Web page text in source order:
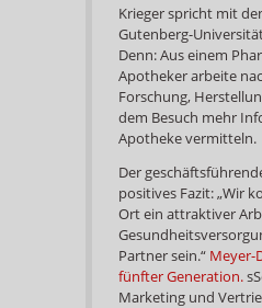
Krieger spricht mit
Gutenberg-
Denn: Aus einem
Apotheker arbeite
Forschung,
dem Besuch mehr
Apotheke vermitteln.
Der
positives Fazit: „Wir
Ort ein attraktiver
Partner sein.“ Meyer-
fünfter Generation.
Marketing und